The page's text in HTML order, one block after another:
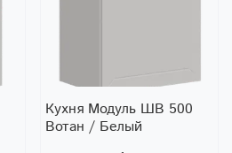
Кухня Модуль ШВ 500
Вотан / Белый